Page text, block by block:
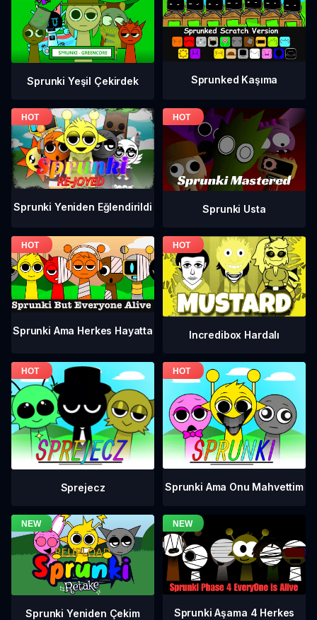
Sprunki Yeşil Çekirdek Sprunked Kaşıma
Sprunki Yeniden Eğlendirildi Sprunki Usta
Sprunki Ama Herkes Hayatta Incredibox Hardalı
Sprejecz Sprunki Ama Onu Mahvettim
Sprunki Yeniden Çekim
Sprunki Aşama 4 Herkes